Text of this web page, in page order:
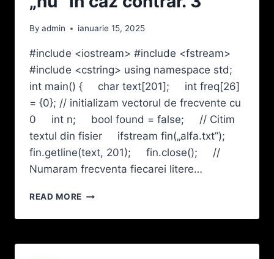
By admin ianuarie 15, 2025
#include <iostream> #include <fstream>
#include <cstring> using namespace std;
int main() { char text[201]; int freq[26]
= {0}; // initializam vectorul de frecvente cu
0 int n; bool found = false; // Citim
textul din fisier ifstream fin(„alfa.txt”);
fin.getline(text, 201); fin.close(); //
Numaram frecventa fiecarei litere…
READ MORE PE
LINIE
FIŞIERULUI